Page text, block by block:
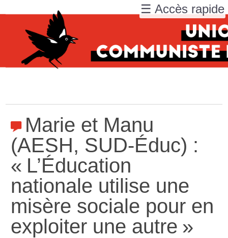
Marie et Manu
(AESH, SUD-Éduc) :
« L’Éducation
nationale utilise une
misère sociale pour en
exploiter une autre »
☰ Accès rapide